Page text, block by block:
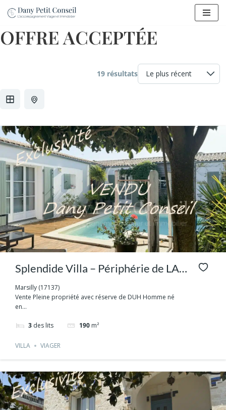
au
OFFRE ACCEPTÉE
19 résultats
Splendide Villa – Périphérie de LA
ROCHELLE, face à L’ILE DE RÉ.
Capital unique sans Rente
Marsilly (17137)
Vente Pleine propriété avec réserve de DUH Homme né
en...
3 des lits 190 m²
VILLA VIAGER